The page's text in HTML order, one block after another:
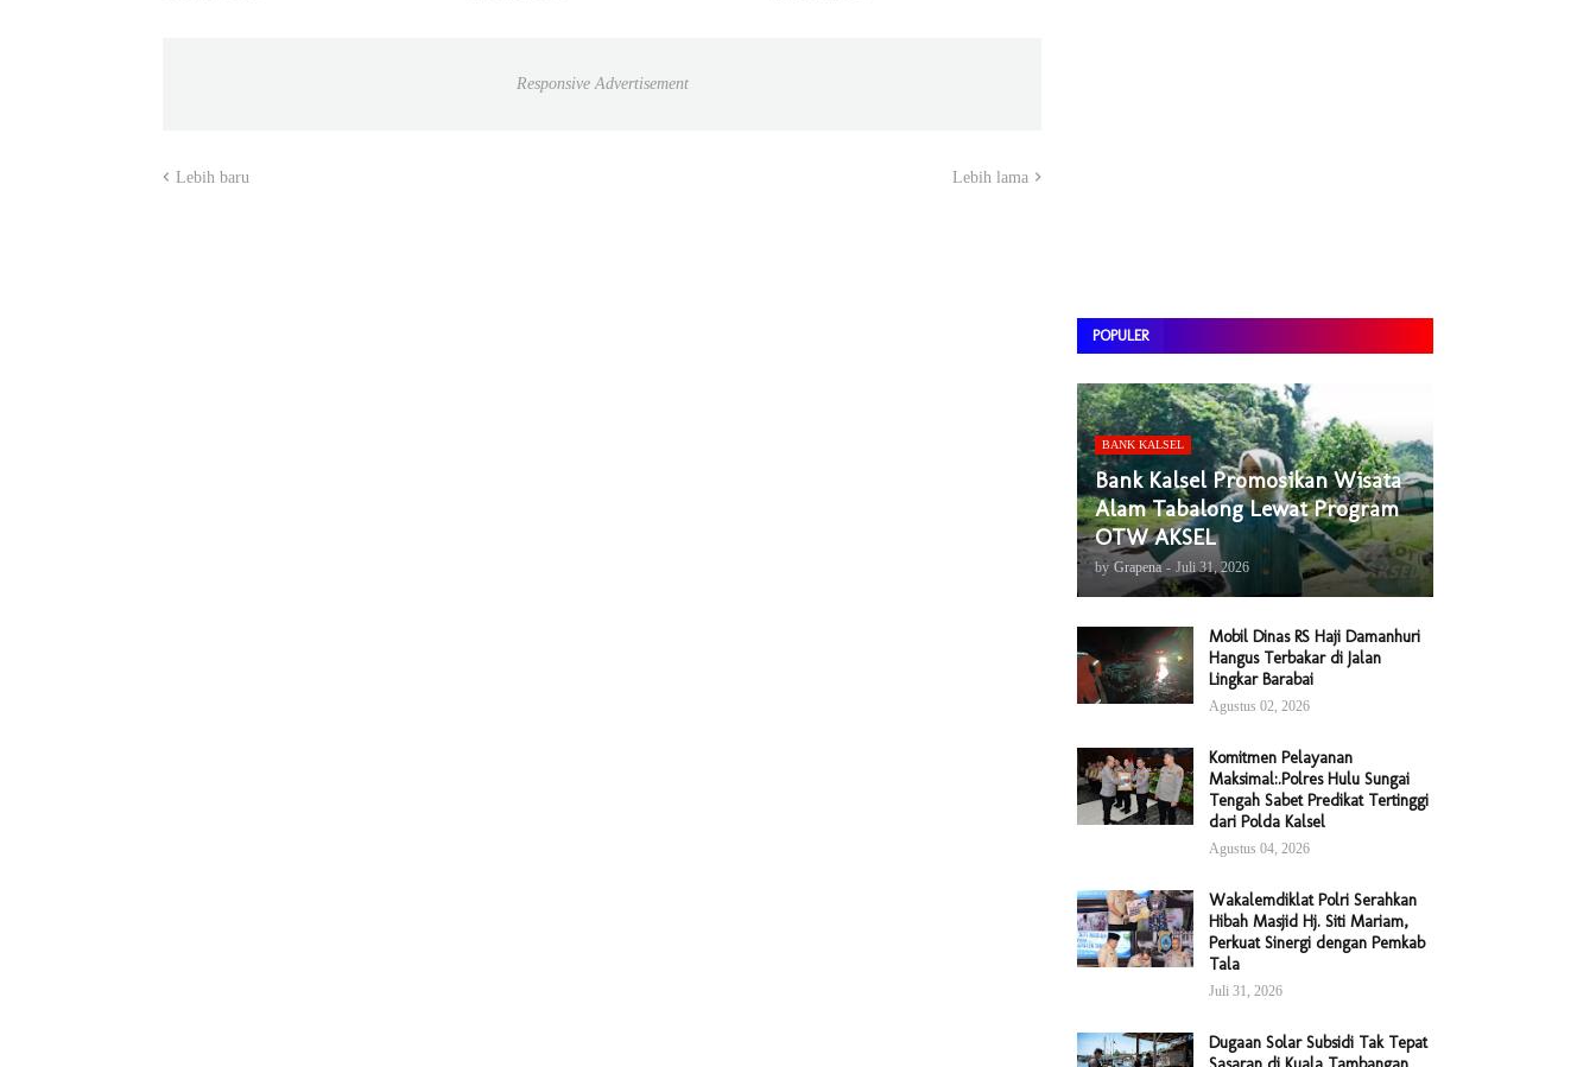
Responsive Advertisement
Lebih baru Lebih lama
POPULER
BANK KALSEL
Bank Kalsel Promosikan Wisata
Alam Tabalong Lewat Program
OTW AKSEL
by Grapena - Juli 31, 2026
Mobil Dinas RS Haji Damanhuri
Hangus Terbakar di Jalan
Lingkar Barabai
Agustus 02, 2026
Komitmen Pelayanan
Maksimal:.Polres Hulu Sungai
Tengah Sabet Predikat Tertinggi
dari Polda Kalsel
Agustus 04, 2026
Wakalemdiklat Polri Serahkan
Hibah Masjid Hj. Siti Mariam,
Perkuat Sinergi dengan Pemkab
Tala
Juli 31, 2026
Dugaan Solar Subsidi Tak Tepat